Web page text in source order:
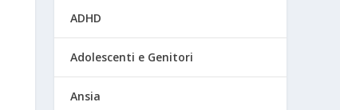
ADHD
Adolescenti e Genitori
Ansia